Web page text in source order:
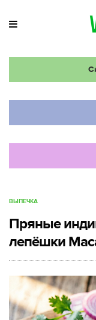
ВЫПЕЧКА
Пряные
лепёшки